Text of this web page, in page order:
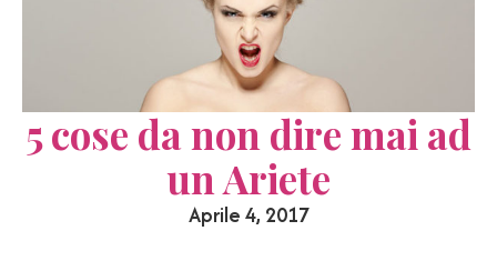
5 cose da non dire mai ad
un Ariete
Aprile 4, 2017